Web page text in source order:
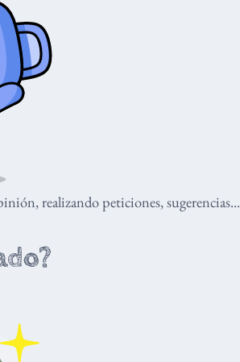
realizando peticiones, sugerencias...